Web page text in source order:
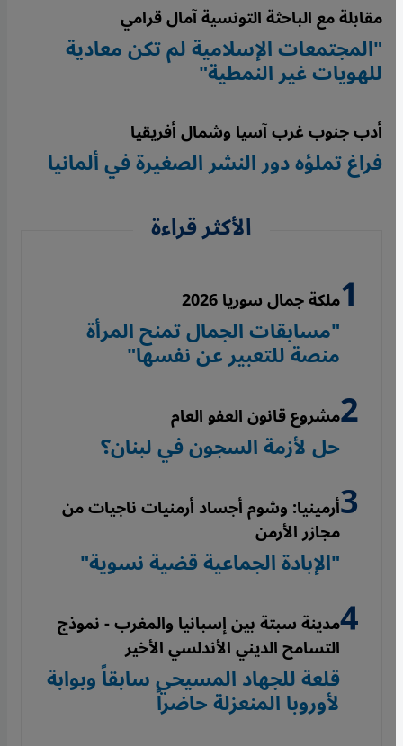
مقابلة مع الباحثة التونسية آمال قرامي
"المجتمعات الإسلامية لم تكن معادية
للهويات غير النمطية"
أدب جنوب غرب آسيا وشمال أفريقيا
فراغ تملؤه دور النشر الصغيرة في ألمانيا
الأكثر قراءة
ملكة جمال سوريا 2026
"مسابقات الجمال تمنح المرأة
منصة للتعبير عن نفسها"
مشروع قانون العفو العام
حل لأزمة السجون في لبنان؟
أرمينيا: وشوم أجساد أرمنيات ناجيات من
مجازر الأرمن
"الإبادة الجماعية قضية نسوية"
مدينة سبتة بين إسبانيا والمغرب - نموذج
التسامح الديني الأندلسي الأخير
قلعة للجهاد المسيحي سابقاً وبوابة
لأوروبا المنعزلة حاضراً